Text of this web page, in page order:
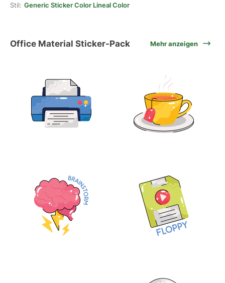
Stil: Generic Sticker Color Lineal Color
Office Material Sticker-Pack Mehr anzeigen